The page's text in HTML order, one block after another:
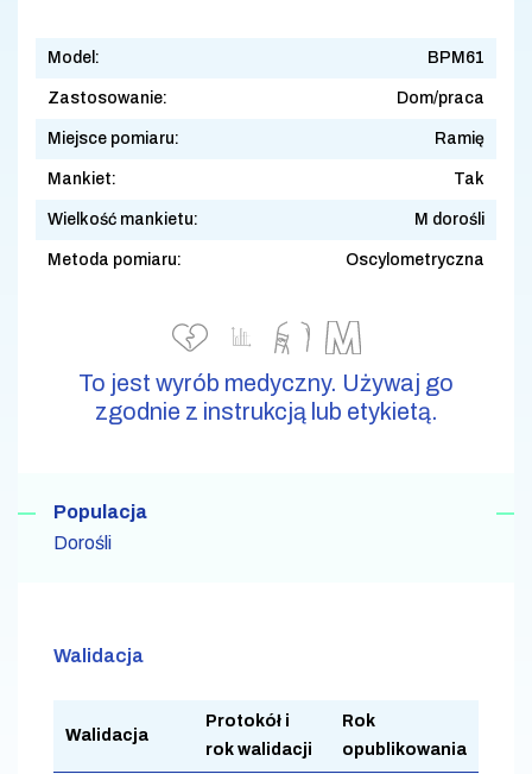
Model: BPM61
Zastosowanie: Dom/praca
Miejsce pomiaru: Ramię
Mankiet: Tak
Wielkość mankietu: M dorośli
Metoda pomiaru: Oscylometryczna
To jest wyrób medyczny. Używaj go
zgodnie z instrukcją lub etykietą.
Populacja
Dorośli
Walidacja
Walidacja
Protokół i
rok walidacji
Rok
opublikowania